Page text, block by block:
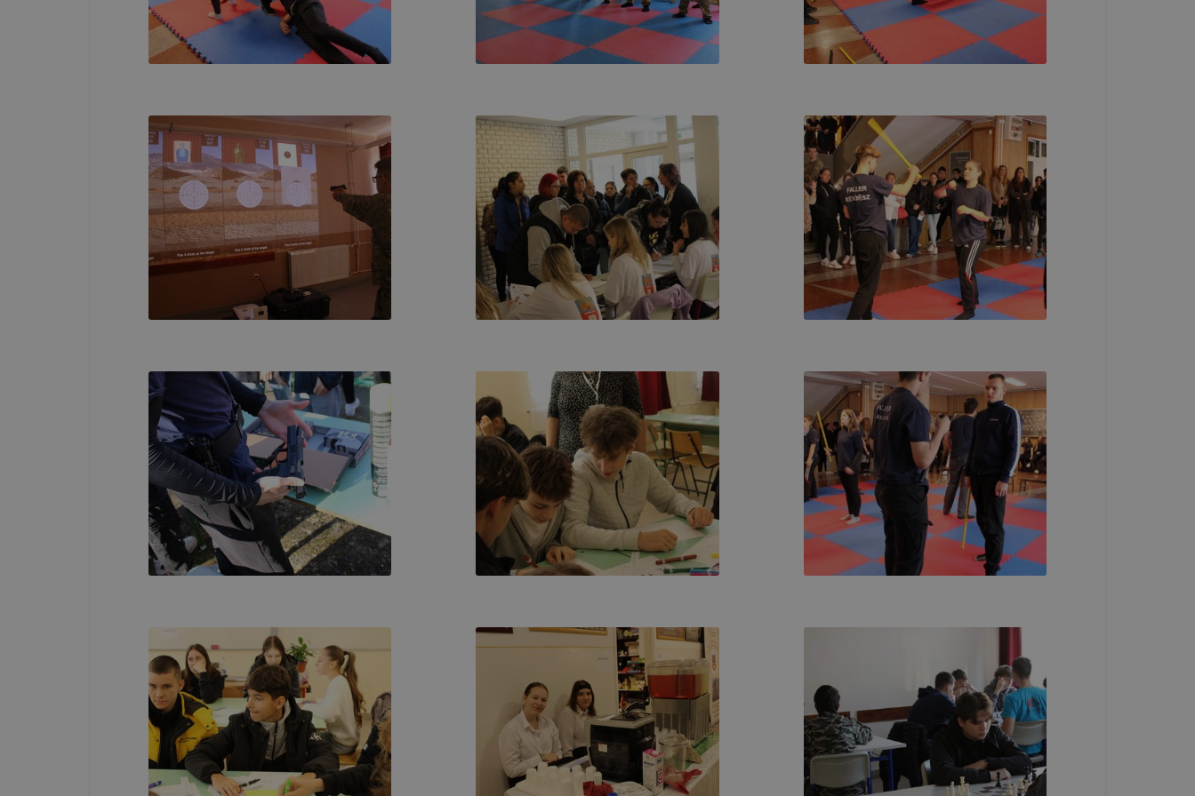
Hogyan ellenőrizheti és hogyan tudja kikapcsolni a cookie-kat?
Minden modern böngésző[2]engedélyezi a cookie-k beállításának a
a cookie-k használatát engedélyezni, vagy törölni kívánja a weboldalunkról
származó cookie-kat, ezt megteheti.
Felhívjuk figyelmét, hogy mivel a cookie-k célja honlapunk használhatóságának és
folyamatainak megkönnyítése vagy lehetővé tétele, a cookie-k alkalmazásának
megakadályozása vagy törlése által előfordulhat, hogy felhasználóink nem
lesznek képesek honlapunk funkcióinak teljes körű használatára (nem lesz
elérhető pl: recaptcha, Google térkép, form, YouTube videó), vagy a honlap a
tervezettől eltérően fog működni böngészőjében.
ADATVÉDELMI TÁJÉKOZTATÁS
A használt cookie-val kapcsolatos adatvédelmi információkat az alábbi táblázat
foglalja össze:
Cookie típusa
Adatkezelés
Adatkezelés célja
Munkamenet
cookie-k
A 2001. évi CVIII.
törvény (Elkertv.)
bekezdésében
rendelkezés
A honlap megfelelő
működésének
biztosítása
lezárásáig tartó
A felhasználói